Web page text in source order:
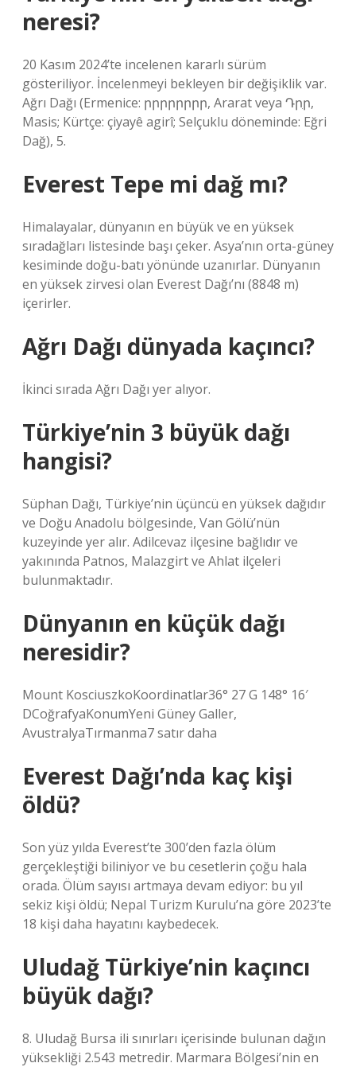
neresi?
20 Kasım 2024’te incelenen kararlı sürüm
gösteriliyor. İncelenmeyi bekleyen bir değişiklik var.
Ağrı Dağı (Ermenice: րրրրրրրր, Ararat veya Դրִր,
Masis; Kürtçe: çiyayê agirî; Selçuklu döneminde: Eğri
Dağ), 5.
Everest Tepe mi dağ mı?
Himalayalar, dünyanın en büyük ve en yüksek
sıradağları listesinde başı çeker. Asya’nın orta-güney
kesiminde doğu-batı yönünde uzanırlar. Dünyanın
en yüksek zirvesi olan Everest Dağı’nı (8848 m)
içerirler.
Ağrı Dağı dünyada kaçıncı?
İkinci sırada Ağrı Dağı yer alıyor.
Türkiye’nin 3 büyük dağı
hangisi?
Süphan Dağı, Türkiye’nin üçüncü en yüksek dağıdır
ve Doğu Anadolu bölgesinde, Van Gölü’nün
kuzeyinde yer alır. Adilcevaz ilçesine bağlıdır ve
yakınında Patnos, Malazgirt ve Ahlat ilçeleri
bulunmaktadır.
Dünyanın en küçük dağı
neresidir?
Mount KosciuszkoKoordinatlar36° 27 G 148° 16′
DCoğrafyaKonumYeni Güney Galler,
AvustralyaTırmanma7 satır daha
Everest Dağı’nda kaç kişi
öldü?
Son yüz yılda Everest’te 300’den fazla ölüm
gerçekleştiği biliniyor ve bu cesetlerin çoğu hala
orada. Ölüm sayısı artmaya devam ediyor: bu yıl
sekiz kişi öldü; Nepal Turizm Kurulu’na göre 2023’te
18 kişi daha hayatını kaybedecek.
Uludağ Türkiye’nin kaçıncı
büyük dağı?
8. Uludağ Bursa ili sınırları içerisinde bulunan dağın
yüksekliği 2.543 metredir. Marmara Bölgesi’nin en